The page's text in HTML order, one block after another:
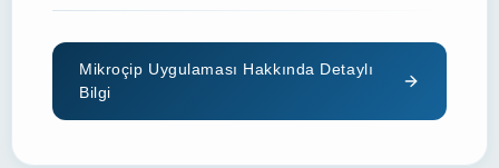
Mikroçip Uygulaması Hakkında Detaylı
Bilgi